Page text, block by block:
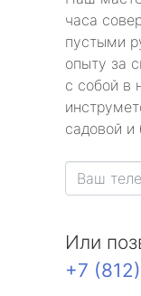
часа
пустыми
опыту за
с собой в
садовой и
Или
+7